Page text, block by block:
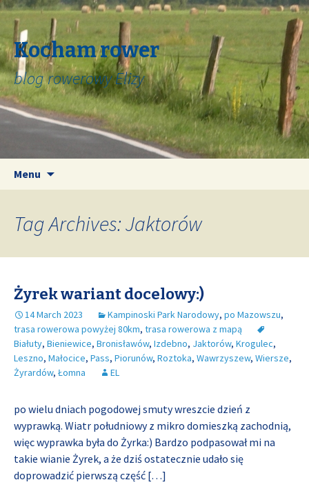
Kocham rower
blog rowerowy Elizy
Menu
Tag Archives: Jaktorów
Żyrek wariant docelowy:)
14 March 2023 Kampinoski Park Narodowy, po Mazowszu,
trasa rowerowa powyżej 80km, trasa rowerowa z mapą
Białuty, Bieniewice, Bronisławów, Izdebno, Jaktorów, Krogulec,
Leszno, Małocice, Pass, Piorunów, Roztoka, Wawrzyszew, Wiersze,
Żyrardów, Łomna EL
po wielu dniach pogodowej smuty wreszcie dzień z
wyprawką. Wiatr południowy z mikro domieszką zachodnią,
więc wyprawka była do Żyrka:) Bardzo podpasował mi na
takie wianie Żyrek, a że dziś ostatecznie udało się
doprowadzić pierwszą część […]